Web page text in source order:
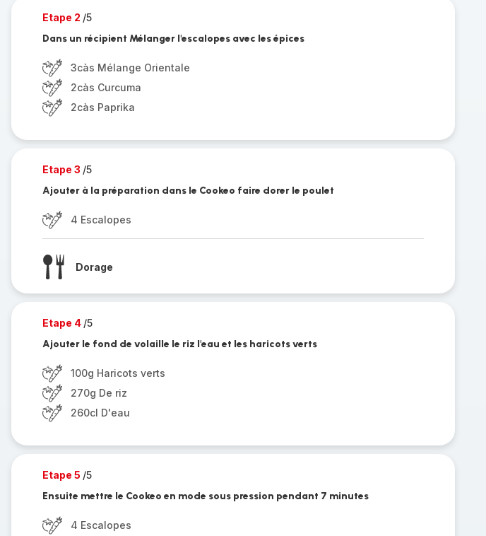
Etape 2 /5
Dans un récipient Mélanger l'escalopes avec les épices
3càs Mélange Orientale
2càs Curcuma
2càs Paprika
Etape 3 /5
Ajouter à la préparation dans le Cookeo faire dorer le poulet
4 Escalopes
Dorage
Etape 4 /5
Ajouter le fond de volaille le riz l'eau et les haricots verts
100g Haricots verts
270g De riz
260cl D'eau
Etape 5 /5
Ensuite mettre le Cookeo en mode sous pression pendant 7 minutes
4 Escalopes